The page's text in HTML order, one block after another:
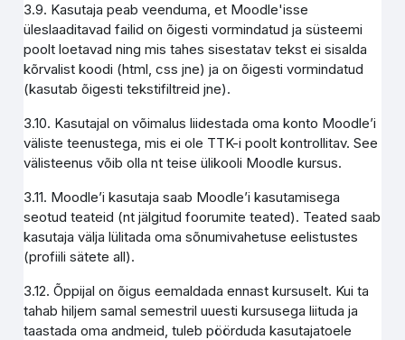
3.9. Kasutaja peab veenduma, et Moodle'isse
üleslaaditavad failid on õigesti vormindatud ja süsteemi
poolt loetavad ning mis tahes sisestatav tekst ei sisalda
kõrvalist koodi (html, css jne) ja on õigesti vormindatud
(kasutab õigesti tekstifiltreid jne).
3.10. Kasutajal on võimalus liidestada oma konto Moodle’i
väliste teenustega, mis ei ole TTK-i poolt kontrollitav. See
välisteenus võib olla nt teise ülikooli Moodle kursus.
3.11. Moodle’i kasutaja saab Moodle’i kasutamisega
seotud teateid (nt jälgitud foorumite teated). Teated saab
kasutaja välja lülitada oma sõnumivahetuse eelistustes
(profiili sätete all).
3.12. Õppijal on õigus eemaldada ennast kursuselt. Kui ta
tahab hiljem samal semestril uuesti kursusega liituda ja
taastada oma andmeid, tuleb pöörduda kasutajatoele